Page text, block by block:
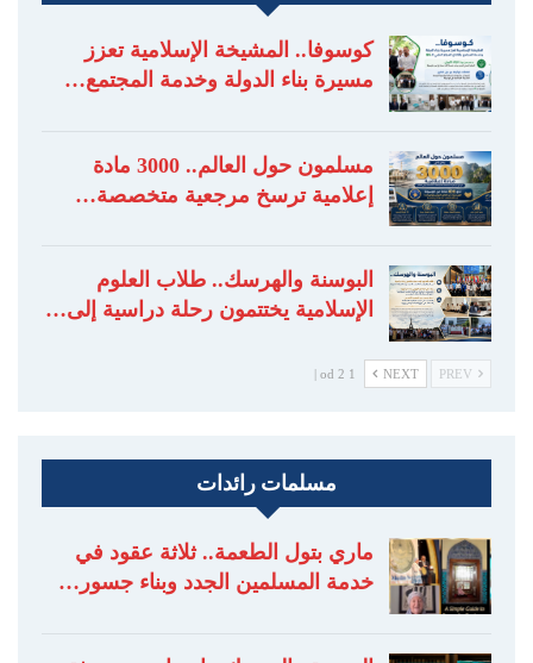
كوسوفا.. المشيخة الإسلامية تعزز
مسيرة بناء الدولة وخدمة المجتمع…
مسلمون حول العالم.. 3000 مادة
إعلامية ترسخ مرجعية متخصصة…
البوسنة والهرسك.. طلاب العلوم
الإسلامية يختتمون رحلة دراسية إلى…
NEXT
1 od 2 |
مسلمات رائدات
ماري بتول الطعمة.. ثلاثة عقود في
خدمة المسلمين الجدد وبناء جسور…